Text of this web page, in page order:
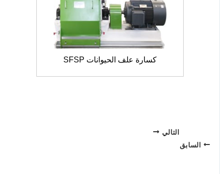
كسارة علف الحيوانات SFSP
السابق
التالي